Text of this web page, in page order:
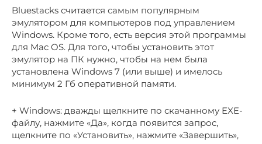
Bluestacks считается самым популярным
эмулятором для компьютеров под управлением
Windows. Кроме того, есть версия этой программы
для Mac OS. Для того, чтобы установить этот
эмулятор на ПК нужно, чтобы на нем была
установлена Windows 7 (или выше) и имелось
минимум 2 Гб оперативной памяти.
+ Windows: дважды щелкните по скачанному EXE-
файлу, нажмите «Да», когда появится запрос,
щелкните по «Установить», нажмите «Завершить»,